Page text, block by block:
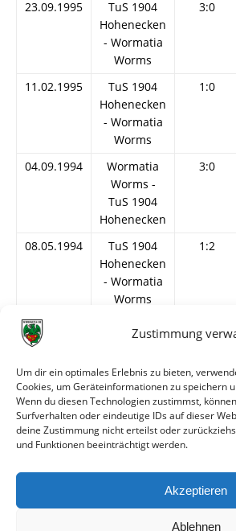
Zustimmung
Um dir ein optimales Erlebnis zu bieten,
Cookies, um Geräteinformationen zu speichern
Wenn du diesen Technologien zustimmst,
Surfverhalten oder eindeutige IDs auf dieser
deine Zustimmung nicht erteilst oder
und Funktionen beeinträchtigt werden.
Akzeptieren
Ablehnen
23.09.1995
TuS 1904
Hohenecken
- Wormatia
Worms
3:0
11.02.1995
TuS 1904
Hohenecken
- Wormatia
Worms
1:0
04.09.1994
Wormatia
Worms -
TuS 1904
Hohenecken
3:0
08.05.1994
TuS 1904
Hohenecken
- Wormatia
Worms
1:2
14.11.1993
Wormatia
Worms -
Hohenecken